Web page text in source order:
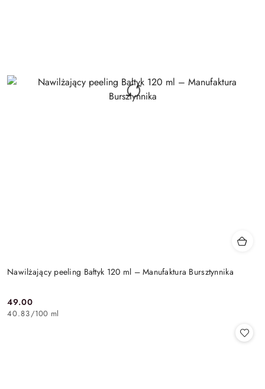
Nawilżający peeling Bałtyk 120 ml – Manufaktura Bursztynnika
Cena:
49.00
40.83/100 ml